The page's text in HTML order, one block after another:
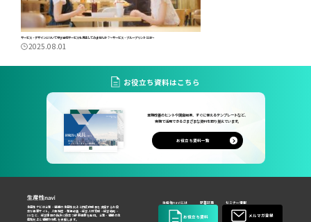
サービス・デザインについて学び自社サービスを見直してみませんか？～サービス・ブループリントとは～
2025.08.01
お役立ち資料はこちら
業務改善のヒントや調査結果、すぐに使えるテンプレートなど、
実務で活用できるさまざまな資料を取り揃えています。
お役立ち資料一覧
生産性ナビは企業・組織の生産性向上と持続的成長を支援するお役
立ち情報サイト。人事制度・業務改善・経営人材育成・経営戦略・
DXなど、経営課題の解決に役立つ最新情報を発信。企業・組織の生
産性向上と組織力強化を支援します。
生産性naviとは 新着記事 セミナー情報
お役立ち資料 メルマガ登録